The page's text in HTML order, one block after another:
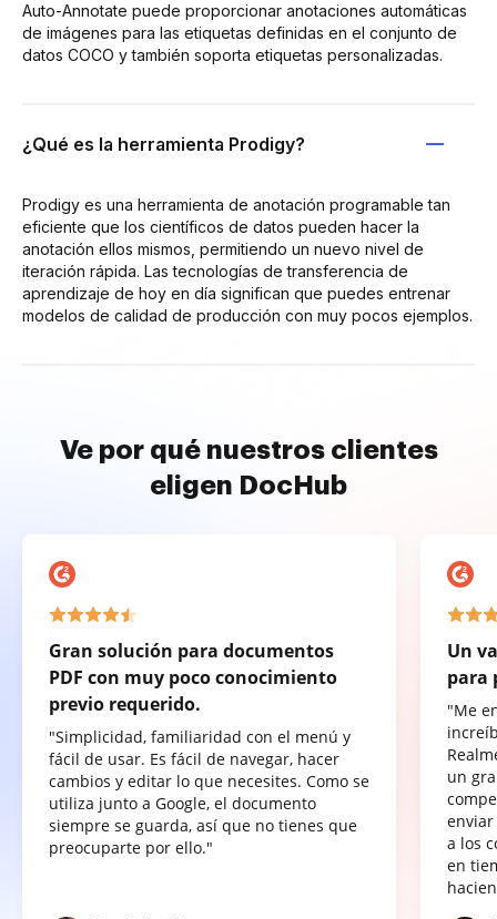
Auto-Annotate puede proporcionar anotaciones automáticas
de imágenes para las etiquetas definidas en el conjunto de
datos COCO y también soporta etiquetas personalizadas.
¿Qué es la herramienta Prodigy?
Prodigy es una herramienta de anotación programable tan
eficiente que los científicos de datos pueden hacer la
anotación ellos mismos, permitiendo un nuevo nivel de
iteración rápida. Las tecnologías de transferencia de
aprendizaje de hoy en día significan que puedes entrenar
modelos de calidad de producción con muy pocos ejemplos.
Ve por qué nuestros clientes
eligen DocHub
Gran solución para documentos
PDF con muy poco conocimiento
previo requerido.
"Simplicidad, familiaridad con el menú y
fácil de usar. Es fácil de navegar, hacer
cambios y editar lo que necesites. Como se
utiliza junto a Google, el documento
siempre se guarda, así que no tienes que
preocuparte por ello."
Un
para
"Me
un
a los
en